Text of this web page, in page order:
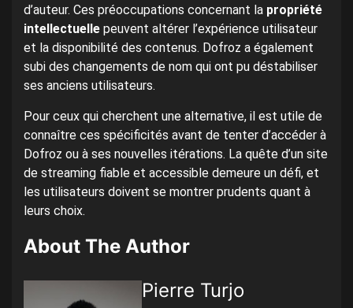
d’auteur. Ces préoccupations concernant la propriété
intellectuelle peuvent altérer l’expérience utilisateur
et la disponibilité des contenus. Dofroz a également
subi des changements de nom qui ont pu déstabiliser
ses anciens utilisateurs.
Pour ceux qui cherchent une alternative, il est utile de
connaître ces spécificités avant de tenter d’accéder à
Dofroz ou à ses nouvelles itérations. La quête d’un site
de streaming fiable et accessible demeure un défi, et
les utilisateurs doivent se montrer prudents quant à
leurs choix.
About The Author
Pierre Turjo